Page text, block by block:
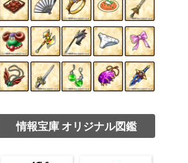
情報宝庫 オリジナル図鑑